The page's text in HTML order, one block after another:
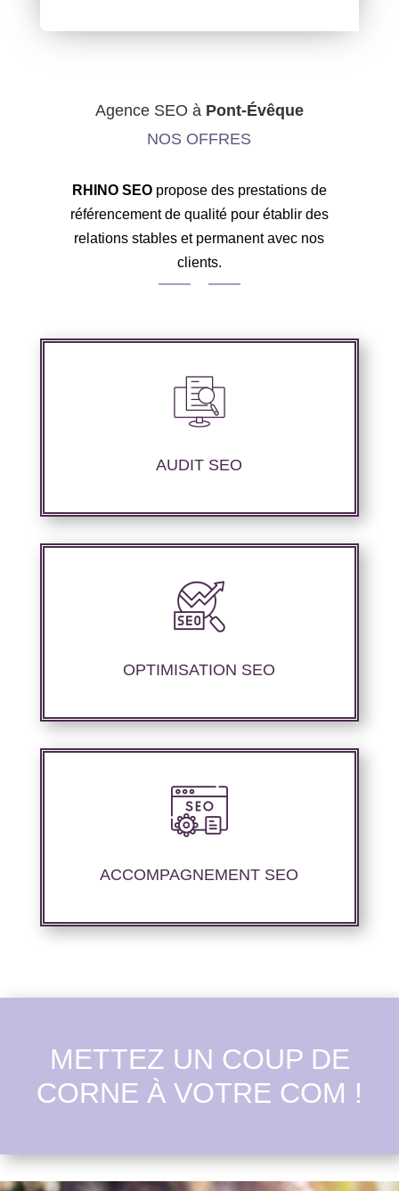
Agence SEO à Pont-Évêque
NOS OFFRES
RHINO SEOpropose des prestations de
référencement de qualité pour établir des
relations stables et permanent avec nos
clients.
AUDIT SEO
Nous réalisons un audit de votre site web à
travers les mots clés pertinents, les principaux
OPTIMISATION SEO
Nous offrons des services d’optimisation
technique de site web, d’ajustement de
performances de référencement.
ACCOMPAGNEMENT SEO
Nous proposons un suivi et un rapport de
positionnement pour vous permettre d’étudier
METTEZ UN COUP DE
CORNE À VOTRE COM !